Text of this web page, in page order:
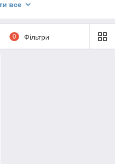
товару на сайті.
067 818 16 07
все
0 Фільтри